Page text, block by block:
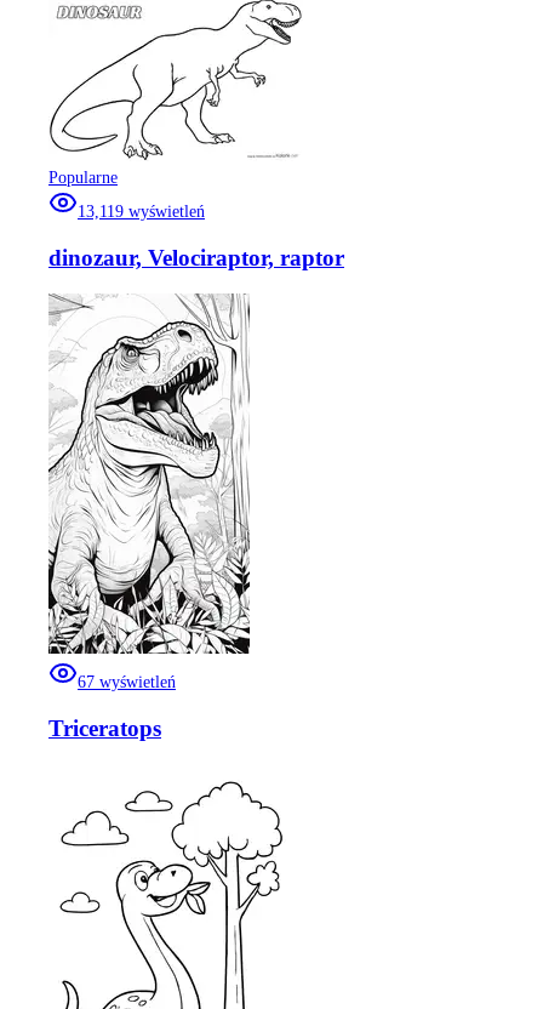
Popularne
13,119 wyświetleń
dinozaur, Velociraptor, raptor
67 wyświetleń
Triceratops